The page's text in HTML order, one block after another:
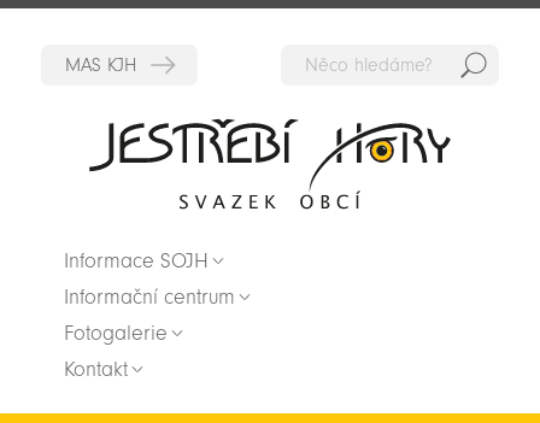
Informace SOJH
Informační centrum
Fotogalerie
Kontakt